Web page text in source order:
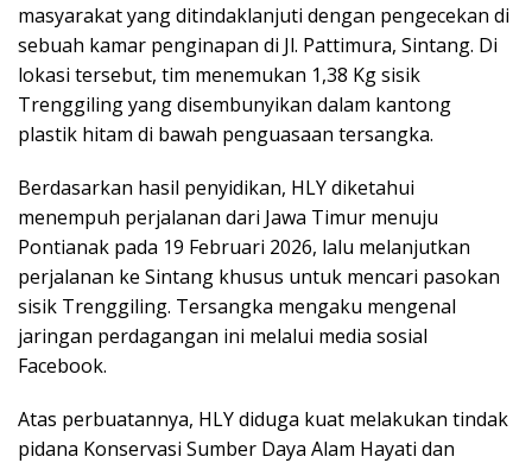
masyarakat yang ditindaklanjuti dengan pengecekan di
sebuah kamar penginapan di Jl. Pattimura, Sintang. Di
lokasi tersebut, tim menemukan 1,38 Kg sisik
Trenggiling yang disembunyikan dalam kantong
plastik hitam di bawah penguasaan tersangka.
Berdasarkan hasil penyidikan, HLY diketahui
menempuh perjalanan dari Jawa Timur menuju
Pontianak pada 19 Februari 2026, lalu melanjutkan
perjalanan ke Sintang khusus untuk mencari pasokan
sisik Trenggiling. Tersangka mengaku mengenal
jaringan perdagangan ini melalui media sosial
Facebook.
Atas perbuatannya, HLY diduga kuat melakukan tindak
pidana Konservasi Sumber Daya Alam Hayati dan